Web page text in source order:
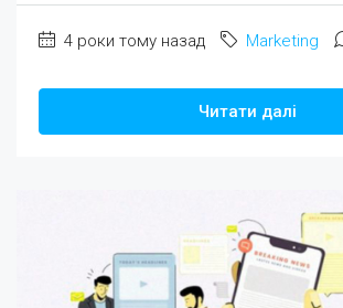
4 роки тому назад Marketing
Читати далі